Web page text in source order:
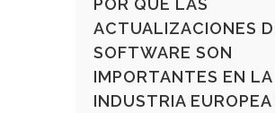
POR QUÉ LAS
ACTUALIZACIONES
SOFTWARE SON
IMPORTANTES EN LA
INDUSTRIA EUROPEA